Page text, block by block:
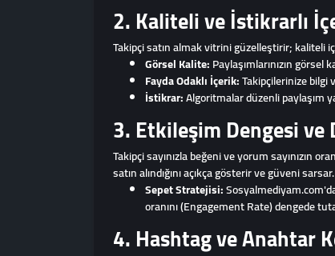
2. Kaliteli ve İstikrarlı
Takipçi satın almak vitrini güzelleştirir;
Görsel Kalite:Paylaşımlarınızın görsel
Fayda Odaklı İçerik:Takipçilerinize bilgi
İstikrar:Algoritmalar düzenli paylaşım
3. Etkileşim Dengesi ve
Takipçi sayınızla beğeni ve yorum sayınızın
satın alındığını açıkça gösterir ve güveni sarsar.
Sepet Stratejisi:
oranını (Engagement Rate) dengede
4. Hashtag ve Anahtar